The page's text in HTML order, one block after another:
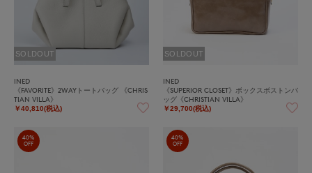
SOLDOUT
INED
《FAVORITE》2WAYトートバッグ 《CHRIS
TIAN VILLA》
￥40,810(税込)
SOLDOUT
INED
《SUPERIOR CLOSET》ボックスボストンバ
ッグ《CHRISTIAN VILLA》
￥29,700(税込)
40%
OFF
40%
OFF